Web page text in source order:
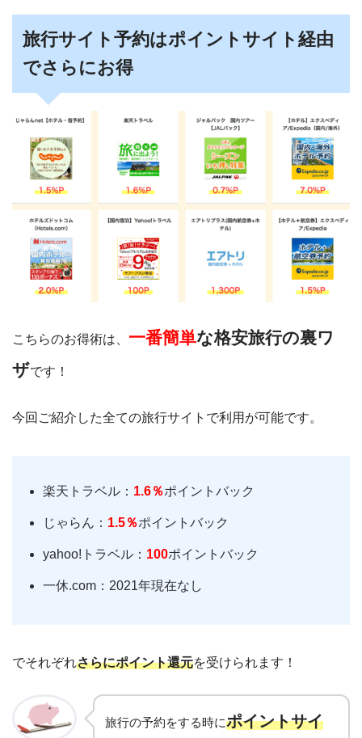
旅行サイト予約はポイントサイト経由
でさらにお得
こちらのお得術は、 一番簡単な格安旅行の裏ワ
ザです！
今回ご紹介した全ての旅行サイトで利用が可能です。
楽天トラベル： 1.6％ポイントバック
じゃらん： 1.5％ポイントバック
yahoo!トラベル： 100ポイントバック
一休.com：2021年現在なし
でそれぞれさらにポイント還元を受けられます！
旅行の予約をする時にポイントサイ